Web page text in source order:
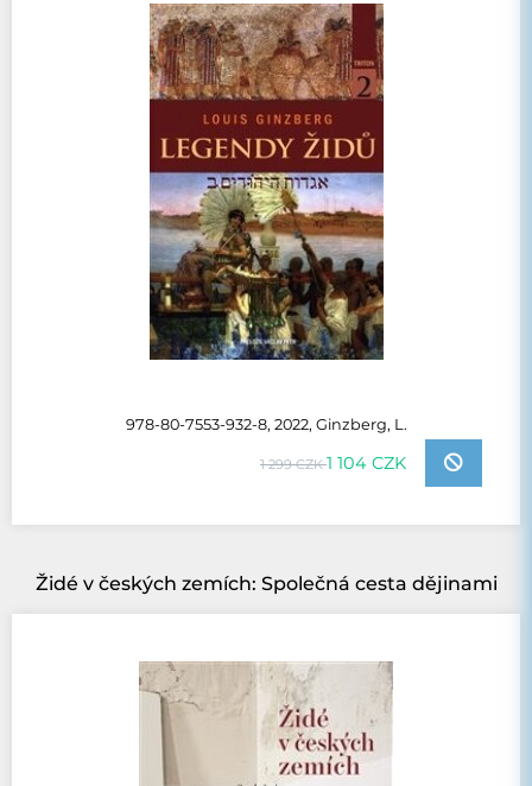
978-80-7553-932-8, 2022, Ginzberg, L.
1 299 CZK1 104 CZK
Židé v českých zemích: Společná cesta dějinami